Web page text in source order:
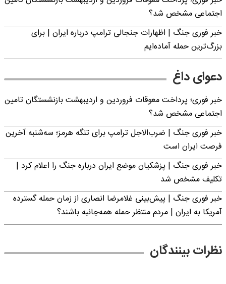
اجتماعی مشخص شد؟
خبر فوری جنگ | اظهارات جنجالی ترامپ درباره ایران | برای
بزرگ‌ترین حمله آماده‌ایم
دعوای داغ
خبر فوری؛ پرداخت معوقات فروردین و اردیبهشت بازنشستگان تامین
اجتماعی مشخص شد؟
خبر فوری جنگ | ضرب‌الاجل ترامپ برای تنگه هرمز؛ سه‌شنبه آخرین
فرصت ایران است
خبر فوری جنگ | پزشکیان موضع ایران درباره جنگ را اعلام کرد |
تکلیف مشخص شد
خبر فوری جنگ | پیش‌بینی غلامرضا انصاری از زمان حمله گسترده
آمریکا به ایران | مردم منتظر حمله همه‌جانبه باشند؟
نظرات بینندگان